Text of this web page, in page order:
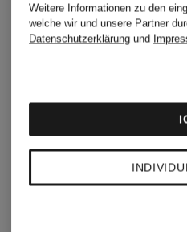
Neu
Veronica
Beard
Weitere Informationen zu den
welche wir und unsere Partner
Datenschutzerklärung und